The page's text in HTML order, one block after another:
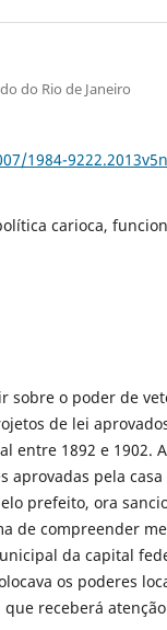
do Rio de Janeiro
1984-
carioca,
sobre o poder de
de lei
entre 1892 e 1902.
aprovadas pela
prefeito, ora
de compreender
da capital
os poderes
receberá